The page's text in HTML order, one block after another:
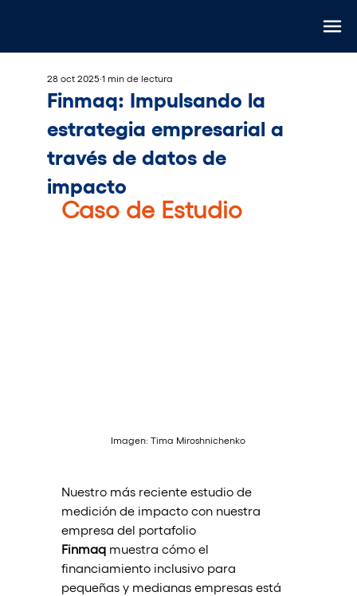
Finmaq: Impulsando la
estrategia empresarial a
través de datos de
impacto
28 oct 2025 1 min de lectura
Caso de Estudio
Imagen: Tima Miroshnichenko
Nuestro más reciente estudio de
medición de impacto con nuestra
empresa del portafolio
Finmaq muestra cómo el
financiamiento inclusivo para
pequeñas y medianas empresas está